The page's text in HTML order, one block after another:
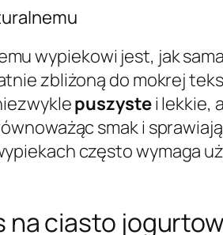
wypiekowi jest, jak
zbliżoną do mokrej
puszystei lekkie,
smak i
często wymaga
na ciasto